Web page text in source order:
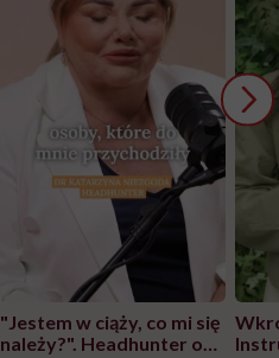
"Jestem w ciąży, co mi się
należy?". Headhunter o